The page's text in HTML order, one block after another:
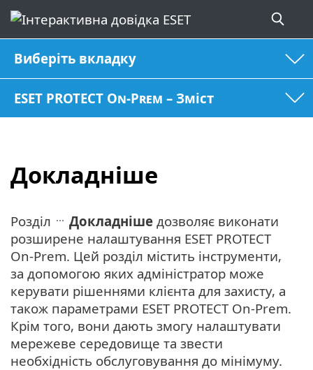
Виберіть вкладку
ESET PROTECT On-Prem – Зміст
Докладніше
Розділ Докладніше дозволяє виконати
розширене налаштування ESET PROTECT
On-Prem. Цей розділ містить інструменти,
за допомогою яких адміністратор може
керувати рішеннями клієнта для захисту, а
також параметрами ESET PROTECT On-Prem.
Крім того, вони дають змогу налаштувати
мережеве середовище та звести
необхідність обслуговування до мінімуму.